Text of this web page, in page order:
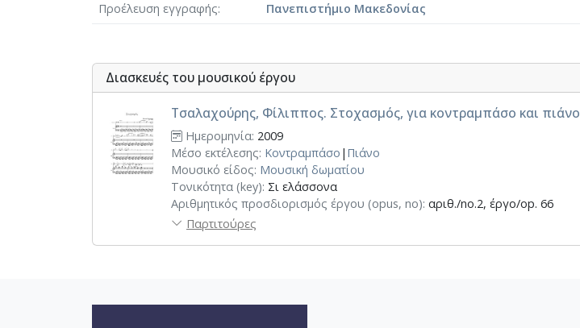
Προέλευση εγγραφής
Πανεπιστήμιο Μακεδονίας
Διασκευές του μουσικού έργου
Τσαλαχούρης, Φίλιππος. Στοχασμός, για κοντραμπάσο και πιάνο
Ημερομηνία: 2009
Μέσο εκτέλεσης: Κοντραμπάσο | Πιάνο
Μουσικό είδος: Μουσική δωματίου
Τονικότητα (key): Σι ελάσσονα
Αριθμητικός προσδιορισμός έργου (opus, no): αριθ./no.2, έργο/op. 66
Παρτιτούρες